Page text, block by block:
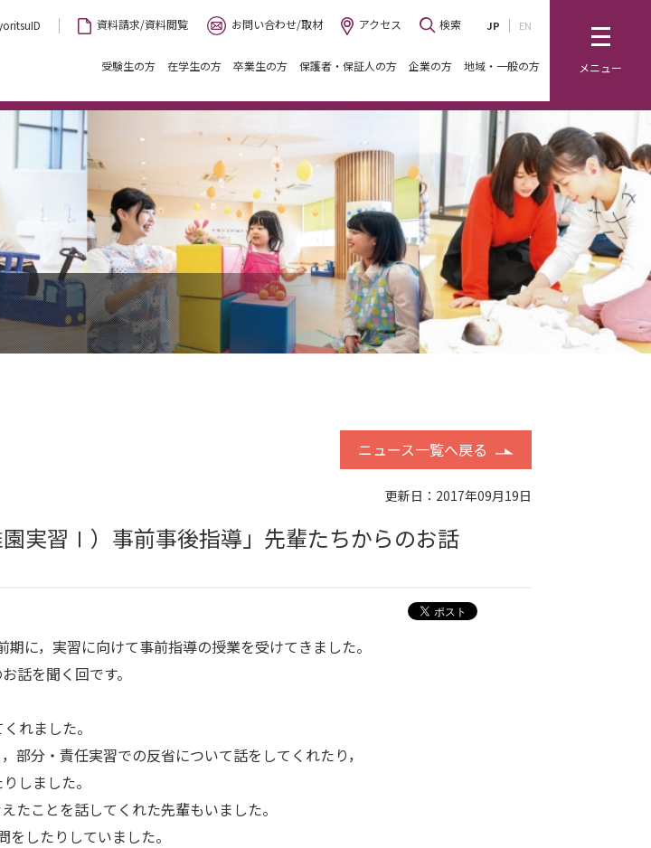
メニュー
検索 JP EN
資料請求/資料閲覧 お問い合わせ/取材 アクセス
受験生の方 在学生の方 卒業生の方 保護者・保証人の方 企業の方 地域・一般の方
ニュース一覧へ戻る
更新日：2017年09月19日
園実習Ⅰ）事前事後指導」先輩たちからのお話
に，実習に向けて事前指導の授業を受けてきました。
話を聞く回です。
れました。
分・責任実習での反省について話をしてくれたり，
しました。
たことを話してくれた先輩もいました。
したりしていました。